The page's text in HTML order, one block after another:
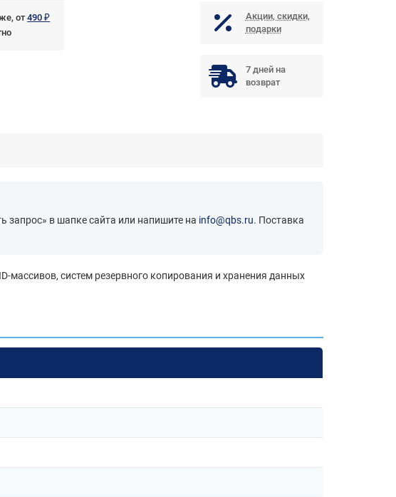
от490 ₽
Акции, скидки,
подарки
7 дней на
возврат
запрос» в шапке сайта или напишите на info@qbs.ru. Поставка
массивов, систем резервного копирования и хранения данных